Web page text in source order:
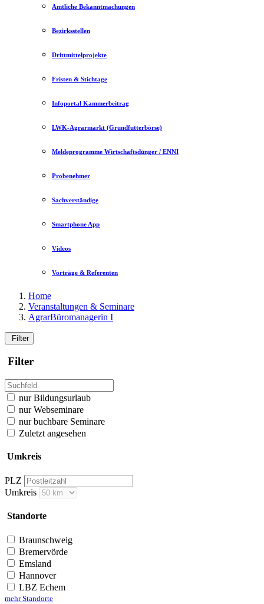
Amtliche Bekanntmachungen
Bezirksstellen
Drittmittelprojekte
Fristen & Stichtage
Infoportal Kammerbeitrag
LWK-Agrarmarkt (Grundfutterbörse)
Meldeprogramme Wirtschaftsdünger / ENNI
Probenehmer
Sachverständige
Smartphone App
Videos
Vorträge & Referenten
Home
Veranstaltungen & Seminare
AgrarBüromanagerin I
Filter
Filter
nur Bildungsurlaub
nur Webseminare
nur buchbare Seminare
Zuletzt angesehen
Umkreis
PLZ
Umkreis
Standorte
Braunschweig
Bremervörde
Emsland
Hannover
LBZ Echem
mehr Standorte